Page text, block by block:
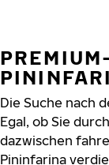
Die Suche nach
Egal, ob Sie
dazwischen
Pininfarina